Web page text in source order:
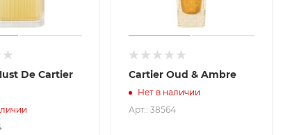
De Cartier
Cartier Oud & Ambre
Нет в наличии
Арт.: 38564